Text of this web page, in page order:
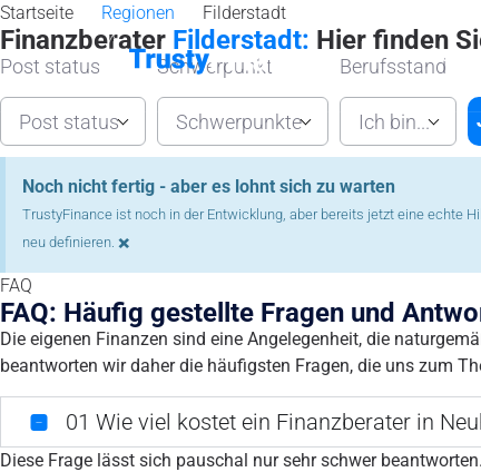
Startseite Regionen Filderstadt
Finanzberater Filderstadt: Hier finden
Post status
Post status
Schwerpunkt
Schwerpunkte
Berufsstand
Ich bin...
Noch nicht fertig - aber es lohnt sich zu warten
TrustyFinance ist noch in der Entwicklung, aber bereits jetzt eine echte
neu definieren. ×
FAQ
FAQ: Häufig gestellte Fragen und
Die eigenen Finanzen sind eine Angelegenheit, die
beantworten wir daher die häufigsten Fragen, die uns zum
01 Wie viel kostet ein Finanzberater in
Diese Frage lässt sich pauschal nur sehr schwer